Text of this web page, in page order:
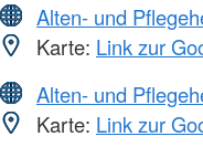
Alten- und
Karte: Link zur
Alten- und
Karte: Link zur